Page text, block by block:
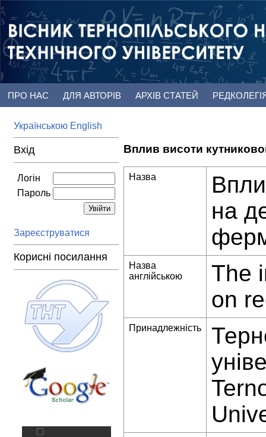
ПРО НАС ДЛЯ АВТОРІВ АРХІВ СТАТЕЙ
Українською English
Вхід
Логін
Пароль
Зареєструватися
Корисні посилання
Вплив висоти
Назва
на
Назва
англійською
The
on
Принадлежність